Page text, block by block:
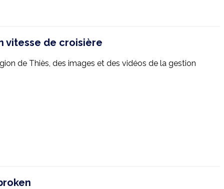
vitesse de croisière
de Thiès, des images et des vidéos de la gestion